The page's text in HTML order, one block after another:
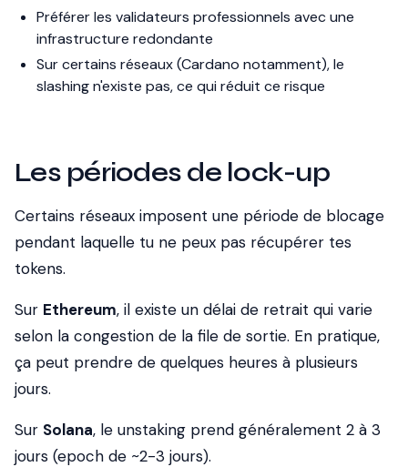
Préférer les validateurs professionnels avec une
infrastructure redondante
Sur certains réseaux (Cardano notamment), le
slashing n'existe pas, ce qui réduit ce risque
Les périodes de lock-up
Certains réseaux imposent une période de blocage
pendant laquelle tu ne peux pas récupérer tes
tokens.
Sur Ethereum, il existe un délai de retrait qui varie
selon la congestion de la file de sortie. En pratique,
ça peut prendre de quelques heures à plusieurs
jours.
Sur Solana, le unstaking prend généralement 2 à 3
jours (epoch de ~2-3 jours).